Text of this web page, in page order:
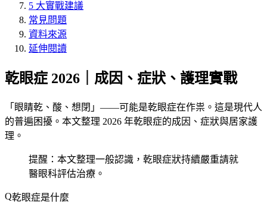
5 大實戰建議
常見問題
資料來源
延伸閱讀
乾眼症 2026｜成因、症狀、護理實戰
「 眼睛乾、酸、想閉 」——可能是乾眼症在作祟。這是現代人
的普遍困擾。本文整理 2026 年乾眼症的成因、症狀與居家護
理。
提醒：本文整理一般認識，乾眼症狀持續嚴重請就
醫眼科評估治療。
乾眼症是什麼